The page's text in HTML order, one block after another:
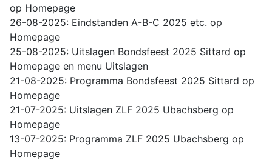
op Homepage
26-08-2025: Eindstanden A-B-C 2025 etc. op
Homepage
25-08-2025: Uitslagen Bondsfeest 2025 Sittard op
Homepage en menu Uitslagen
21-08-2025: Programma Bondsfeest 2025 Sittard op
Homepage
21-07-2025: Uitslagen ZLF 2025 Ubachsberg op
Homepage
13-07-2025: Programma ZLF 2025 Ubachsberg op
Homepage